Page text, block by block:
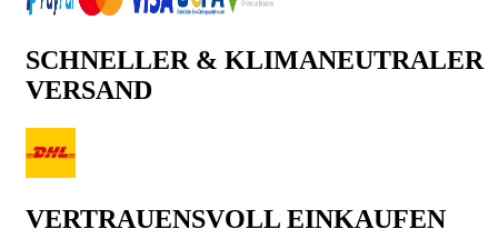
SCHNELLER & KLIMANEUTRALER
VERSAND
VERTRAUENSVOLL EINKAUFEN